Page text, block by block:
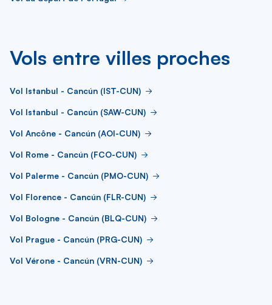
Vols entre villes proches
Vol Istanbul - Cancún (IST-CUN)
Vol Istanbul - Cancún (SAW-CUN)
Vol Ancône - Cancún (AOI-CUN)
Vol Rome - Cancún (FCO-CUN)
Vol Palerme - Cancún (PMO-CUN)
Vol Florence - Cancún (FLR-CUN)
Vol Bologne - Cancún (BLQ-CUN)
Vol Prague - Cancún (PRG-CUN)
Vol Vérone - Cancún (VRN-CUN)